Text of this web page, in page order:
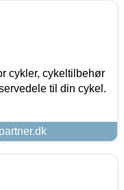
cykler, cykeltilbehør
til din cykel.